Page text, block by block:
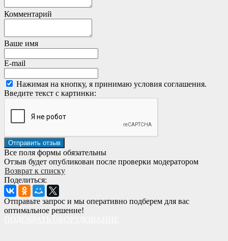
Комментарий
Ваше имя
E-mail
Нажимая на кнопку, я принимаю условия соглашения.
Введите текст с картинки:
Все поля формы обязательны
Отзыв будет опубликован после проверки модератором
Возврат к списку
Поделиться:
Отправьте запрос и мы оперативно подберем для вас
оптимальное решение!